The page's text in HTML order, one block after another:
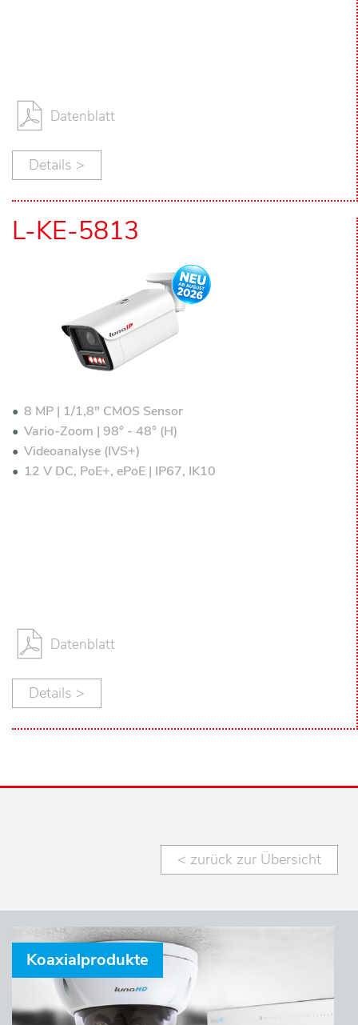
Datenblatt
Details >
L-KE-5813
8 MP | 1/1,8" CMOS Sensor
Vario-Zoom | 98° - 48° (H)
Videoanalyse (IVS+)
12 V DC, PoE+, ePoE | IP67, IK10
Datenblatt
Details >
< zurück zur Übersicht
Koaxialprodukte